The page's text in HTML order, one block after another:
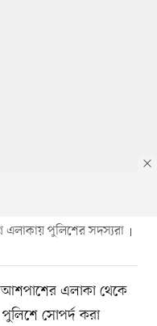
এলাকায় পুলিশের সদস্যরা
আশপাশের এলাকা থেকে
সোপর্দ করা